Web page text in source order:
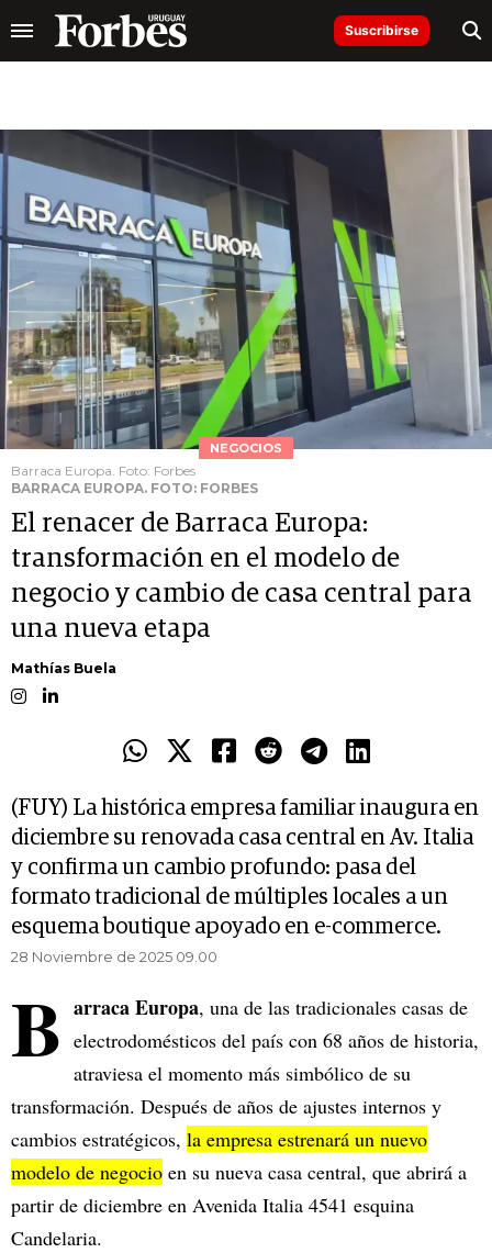
Suscribirse
NEGOCIOS
Barraca Europa. Foto: Forbes
BARRACA EUROPA. FOTO: FORBES
El renacer de Barraca Europa:
transformación en el modelo de
negocio y cambio de casa central para
una nueva etapa
Mathías Buela
(FUY) La histórica empresa familiar inaugura en
diciembre su renovada casa central en Av. Italia
y confirma un cambio profundo: pasa del
formato tradicional de múltiples locales a un
esquema boutique apoyado en e-commerce.
28 Noviembre de 2025 09.00
B arraca Europa, una de las tradicionales casas de
electrodomésticos del país con 68 años de historia,
atraviesa el momento más simbólico de su
transformación. Después de años de ajustes internos y
cambios estratégicos, la empresa estrenará un nuevo
modelo de negocio en su nueva casa central, que abrirá a
partir de diciembre en Avenida Italia 4541 esquina
Candelaria.